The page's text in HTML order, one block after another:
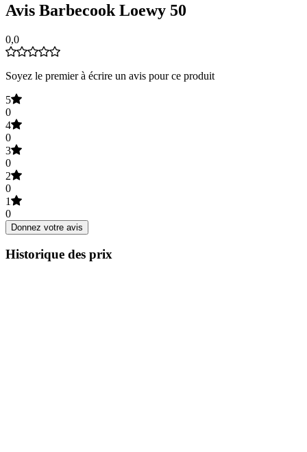
Avis Barbecook Loewy 50
0,0
Soyez le premier à écrire un avis pour ce produit
5
0
4
0
3
0
2
0
1
0
Donnez votre avis
Historique des prix